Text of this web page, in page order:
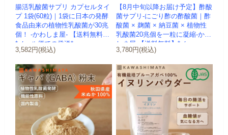
腸活乳酸菌サプリ カプセルタイ
プ 1袋(60粒)｜1袋に日本の発酵
食品由来の植物性乳酸菌が30兆
個！ -かわしま屋- 【送料無料】
*メール便での発送*
3,582円(税込)
【8月中旬以降お届け予定】酢酸
菌サプリ-にごり酢の酢酸菌｜酢
酸菌 × 麹菌 × 納豆菌 × 植物性
乳酸菌20兆個を一粒に凝縮-かわ
しま屋-【送料無料】*メ...
3,780円(税込)